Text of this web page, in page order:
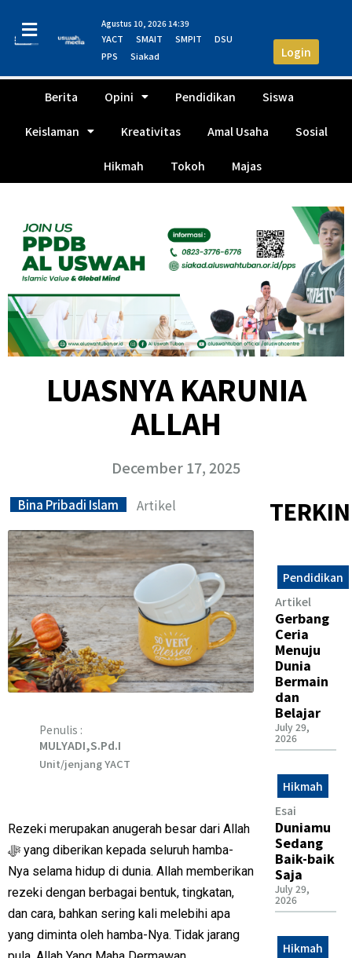
Login
Agustus 10, 2026 14:39
YACT SMAIT SMPIT
DSU
PPS
Siakad
Berita Opini Pendidikan Siswa
Keislaman Kreativitas Amal Usaha Sosial
Hikmah Tokoh Majas
LUASNYA KARUNIA
ALLAH
December 17, 2025
Bina Pribadi Islam Artikel
Penulis :
MULYADI,S.Pd.I
Unit/jenjang YACT
Rezeki merupakan anugerah besar dari Allah
ﷻ yang diberikan kepada seluruh hamba-
Nya selama hidup di dunia. Allah memberikan
rezeki dengan berbagai bentuk, tingkatan,
dan cara, bahkan sering kali melebihi apa
yang diminta oleh hamba-Nya. Tidak jarang
Pendidikan
Artikel
Gerbang
Ceria
Menuju
Dunia
Bermain
dan
Belajar
July 29,
2026
Hikmah
Esai
Duniamu
Sedang
Baik-baik
Saja
July 29,
2026
Hikmah